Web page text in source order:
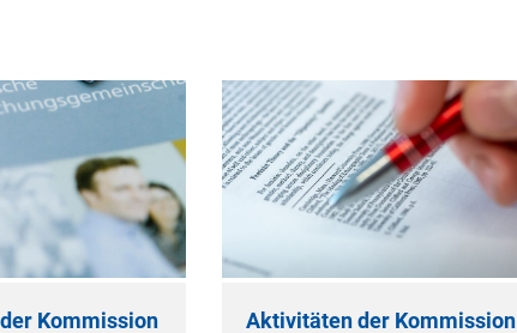
Kommission Aktivitäten der Kommission